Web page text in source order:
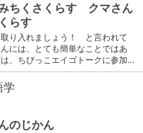
ちくさくらす クマさん
らす
り入れましょう！ と言われて
には、とても簡単なことではあ
、ちびっこエイゴトークに参加…
学
のじかん